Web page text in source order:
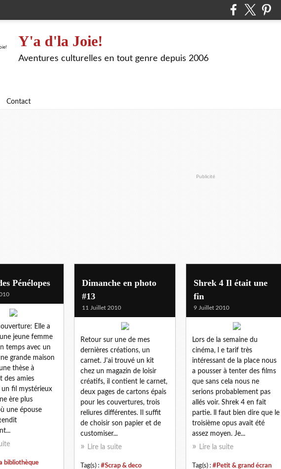
Y'a d'la Joie!
Aventures culturelles en tout genre depuis 2006
Contact
Publicité
Pénélopes
Elle a
jeune femme
temps avec un
grande maison
thèse à
des amies
un fil mystérieux
ère plus
une épouse
bibliothèque
Dimanche en photo
#13
11 Juillet 2010
Retour sur une de mes
dernières créations, un
carnet. J'ai trouvé un kit
chez un magazin de loisir
créatifs, il contient le carnet,
deux pages de cartons épais
pour les couvertures, trois
reliures différentes. Il suffit
de choisir son papier et de
customiser...
Lire la suite
Tag(s) : #Scrap & deco
Shrek 4 Il était une
fin
9 Juillet 2010
Lors de la semaine du
cinéma, l e tarif très
intéressant de la place nous
a pousser à tenter des films
que sans cela nous ne
serions probablement pas
allés voir. Shrek 4 en fait
partie. ll faut bien dire que le
troisième opus avait été
assez moyen. Je...
Lire la suite
Tag(s) : #Petit & grand écran